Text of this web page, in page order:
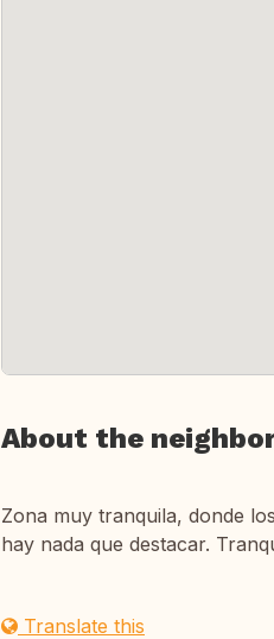
About the
Zona muy tranquila, donde
hay nada que destacar.
Translate this